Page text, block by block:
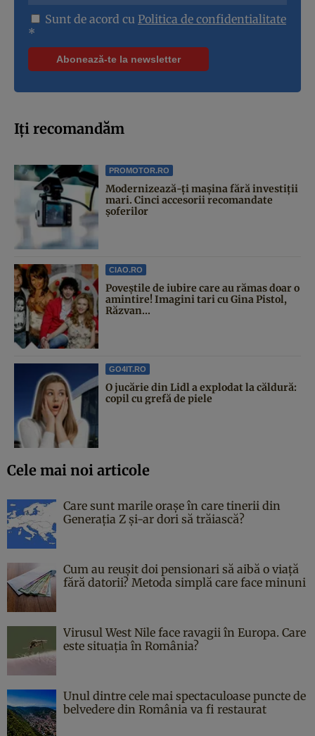
Sunt de acord cu Politica de confidentialitate
*
Iți recomandăm
PROMOTOR.RO
Modernizează-ți mașina fără investiții
mari. Cinci accesorii recomandate
șoferilor
CIAO.RO
Poveştile de iubire care au rămas doar o
amintire! Imagini tari cu Gina Pistol,
Răzvan...
GO4IT.RO
O jucărie din Lidl a explodat la căldură:
copil cu grefă de piele
Cele mai noi articole
Care sunt marile orașe în care tinerii din
Generația Z și-ar dori să trăiască?
Cum au reușit doi pensionari să aibă o viață
fără datorii? Metoda simplă care face minuni
Virusul West Nile face ravagii în Europa. Care
este situația în România?
Unul dintre cele mai spectaculoase puncte de
belvedere din România va fi restaurat